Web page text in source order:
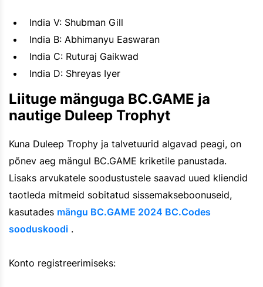
India V: Shubman Gill
India B: Abhimanyu Easwaran
India C: Ruturaj Gaikwad
India D: Shreyas Iyer
Liituge mänguga BC.GAME ja
nautige Duleep Trophyt
Kuna Duleep Trophy ja talvetuurid algavad peagi, on
põnev aeg mängul BC.GAME kriketile panustada.
Lisaks arvukatele soodustustele saavad uued kliendid
taotleda mitmeid sobitatud sissemakseboonuseid,
kasutades mängu BC.GAME 2024 BC.Codes
sooduskoodi .
Konto registreerimiseks: